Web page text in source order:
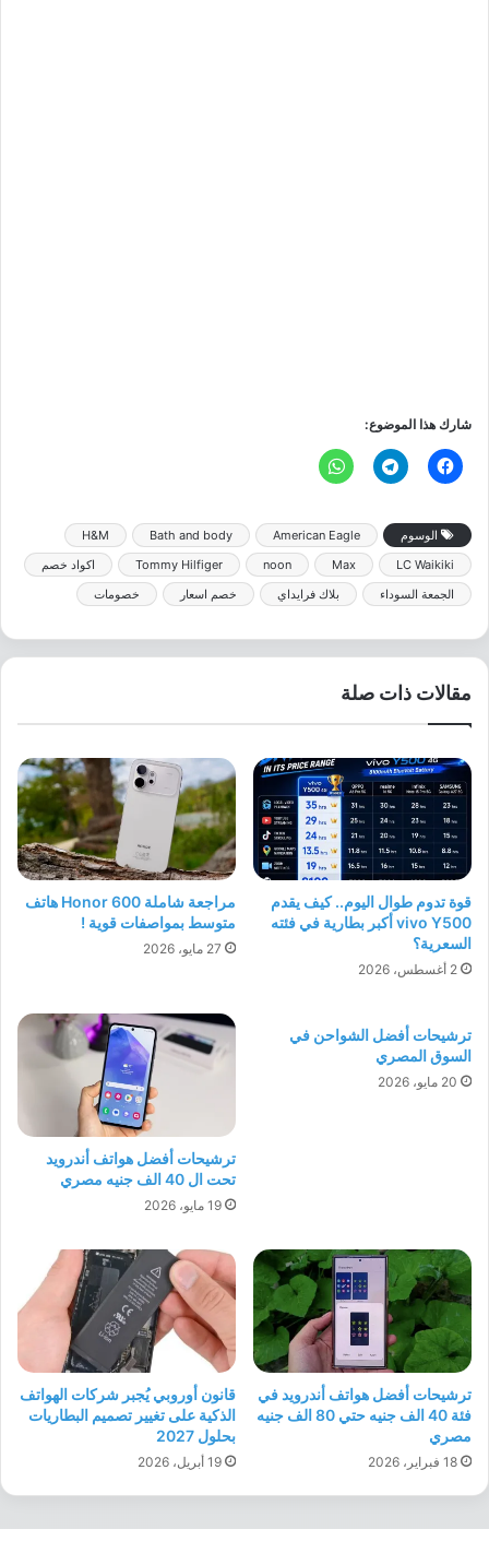
شارك هذا الموضوع:
الوسوم American Eagle
Bath and body
H&M
LC Waikiki
Max
noon
Tommy Hilfiger
اكواد خصم
الجمعة السوداء
بلاك فرايداي خصم اسعار خصومات
مقالات ذات صلة
قوة تدوم طوال اليوم.. كيف يقدم
vivo Y500 أكبر بطارية في فئته
السعرية؟
2 أغسطس، 2026
مراجعة شاملة Honor 600 هاتف
متوسط بمواصفات قوية !
27 مايو، 2026
ترشيحات أفضل الشواحن في
السوق المصري
20 مايو، 2026
ترشيحات أفضل هواتف أندرويد
تحت ال 40 الف جنيه مصري
19 مايو، 2026
ترشيحات أفضل هواتف أندرويد في
فئة 40 الف جنيه حتي 80 الف جنيه
مصري
18 فبراير، 2026
قانون أوروبي يُجبر شركات الهواتف
الذكية على تغيير تصميم البطاريات
بحلول 2027
19 أبريل، 2026